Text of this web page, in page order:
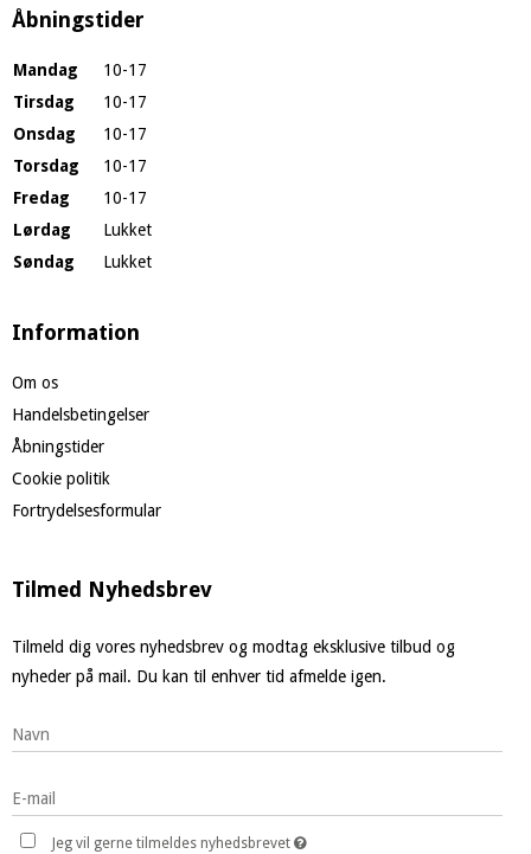
Åbningstider
Mandag
10-17
Tirsdag
10-17
Onsdag
10-17
Torsdag
10-17
Fredag
10-17
Lørdag
Lukket
Søndag
Lukket
Information
Om os
Handelsbetingelser
Åbningstider
Cookie politik
Fortrydelsesformular
Tilmed Nyhedsbrev
Tilmeld dig vores nyhedsbrev og modtag eksklusive tilbud og
nyheder på mail. Du kan til enhver tid afmelde igen.
Jeg vil gerne tilmeldes nyhedsbrevet